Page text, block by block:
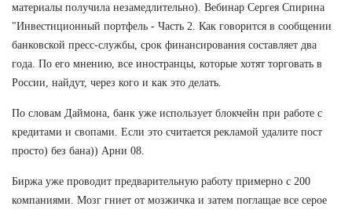
материалы получила незамедлительно). Вебинар Сергея Спирина
"Инвестиционный портфель - Часть 2. Как говорится в сообщении
банковской пресс-службы, срок финансирования составляет два
года. По его мнению, все иностранцы, которые хотят торговать в
России, найдут, через кого и как это делать.
По словам Даймона, банк уже использует блокчейн при работе с
кредитами и свопами. Если это считается рекламой удалите пост
просто) без бана)) Арни 08.
Биржа уже проводит предварительную работу примерно с 200
компаниями. Мозг гниет от мозжичка и затем поглащае все серое